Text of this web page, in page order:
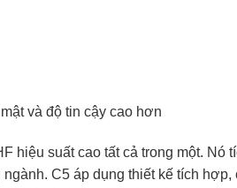
và độ tin cậy cao hơn
hiệu suất cao tất cả trong một. Nó
C5 áp dụng thiết kế tích